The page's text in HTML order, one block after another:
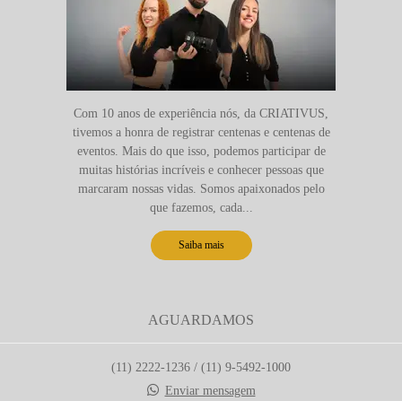
Com 10 anos de experiência nós, da CRIATIVUS,
tivemos a honra de registrar centenas e centenas de
eventos. Mais do que isso, podemos participar de
muitas histórias incríveis e conhecer pessoas que
marcaram nossas vidas. Somos apaixonados pelo
que fazemos, cada...
Saiba mais
AGUARDAMOS
(11) 2222-1236 / (11) 9-5492-1000
Enviar mensagem